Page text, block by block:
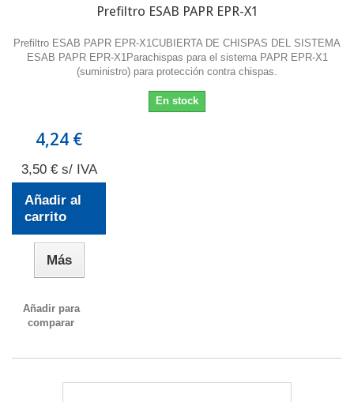
Prefiltro ESAB PAPR EPR-X1
Prefiltro ESAB PAPR EPR-X1CUBIERTA DE CHISPAS DEL SISTEMA
ESAB PAPR EPR-X1Parachispas para el sistema PAPR EPR-X1
(suministro) para protección contra chispas.
En stock
4,24 €
3,50 € s/ IVA
Añadir al
carrito
Más
Añadir para
comparar